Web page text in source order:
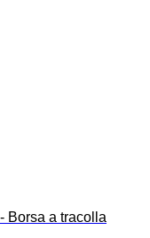
Borsa a tracolla